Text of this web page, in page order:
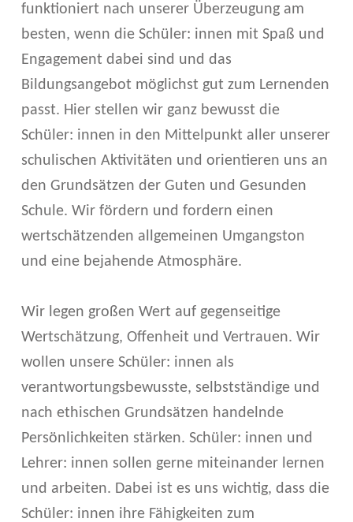
funktioniert nach unserer Überzeugung am
besten, wenn die Schüler: innen mit Spaß und
Engagement dabei sind und das
Bildungsangebot möglichst gut zum Lernenden
passt. Hier stellen wir ganz bewusst die
Schüler: innen in den Mittelpunkt aller unserer
schulischen Aktivitäten und orientieren uns an
den Grundsätzen der Guten und Gesunden
Schule. Wir fördern und fordern einen
wertschätzenden allgemeinen Umgangston
und eine bejahende Atmosphäre.
Wir legen großen Wert auf gegenseitige
Wertschätzung, Offenheit und Vertrauen. Wir
wollen unsere Schüler: innen als
verantwortungsbewusste, selbstständige und
nach ethischen Grundsätzen handelnde
Persönlichkeiten stärken. Schüler: innen und
Lehrer: innen sollen gerne miteinander lernen
und arbeiten. Dabei ist es uns wichtig, dass die
Schüler: innen ihre Fähigkeiten zum